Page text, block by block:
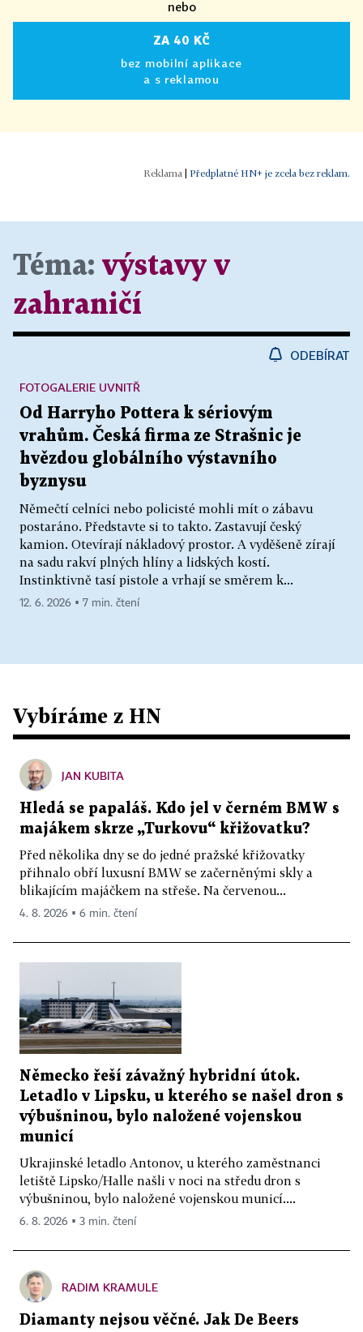
nebo
ZA 40 KČ
bez mobilní aplikace
a s reklamou
Předplatné HN+ je zcela bez reklam.
Téma: výstavy v
zahraničí
ODEBÍRAT
Od Harryho Pottera k sériovým
vrahům. Česká firma ze Strašnic je
hvězdou globálního výstavního
byznysu
Němečtí celníci nebo policisté mohli mít o zábavu
postaráno. Představte si to takto. Zastavují český
kamion. Otevírají nákladový prostor. A vyděšeně zírají
na sadu rakví plných hlíny a lidských kostí.
Instinktivně tasí pistole a vrhají se směrem k...
FOTOGALERIE UVNITŘ
12. 6. 2026 ▪ 7 min. čtení
Vybíráme z HN
JAN KUBITA
Hledá se papaláš. Kdo jel v černém BMW s
majákem skrze „Turkovu“ křižovatku?
Před několika dny se do jedné pražské křižovatky
přihnalo obří luxusní BMW se začerněnými skly a
blikajícím majáčkem na střeše. Na červenou...
4. 8. 2026 ▪ 6 min. čtení
Německo řeší závažný hybridní útok.
Letadlo v Lipsku, u kterého se našel dron s
výbušninou, bylo naložené vojenskou
municí
Ukrajinské letadlo Antonov, u kterého zaměstnanci
letiště Lipsko/Halle našli v noci na středu dron s
výbušninou, bylo naložené vojenskou municí....
6. 8. 2026 ▪ 3 min. čtení
RADIM KRAMULE
Diamanty nejsou věčné. Jak De Beers